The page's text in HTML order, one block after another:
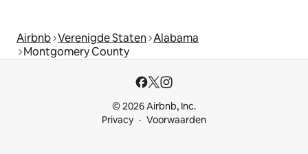
Airbnb Verenigde Staten Alabama
Montgomery County
© 2026 Airbnb, Inc.
Privacy
Voorwaarden